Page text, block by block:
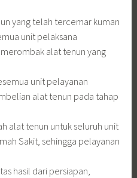
yang telah tercemar kuman
unit pelaksana
alat tenun yang
unit pelayanan
alat tenun pada tahap
alat tenun untuk seluruh unit
Sakit, sehingga pelayanan
hasil dari persiapan,